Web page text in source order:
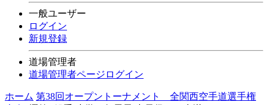
一般ユーザー
ログイン
新規登録
道場管理者
道場管理者ページログイン
ホーム 第38回オープントーナメント 全関西空手道選手権